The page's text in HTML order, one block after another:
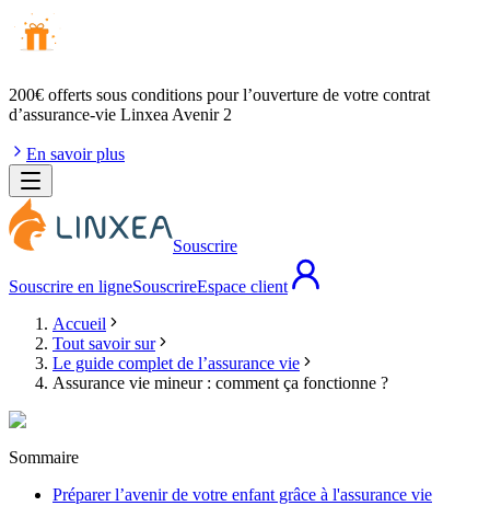
200€ offerts sous conditions pour l’ouverture de votre contrat
d’assurance-vie Linxea Avenir 2
En savoir plus
Souscrire
Souscrire en ligneSouscrireEspace client
Accueil
Tout savoir sur
Le guide complet de l’assurance vie
Assurance vie mineur : comment ça fonctionne ?
Sommaire
Préparer l’avenir de votre enfant grâce à l'assurance vie